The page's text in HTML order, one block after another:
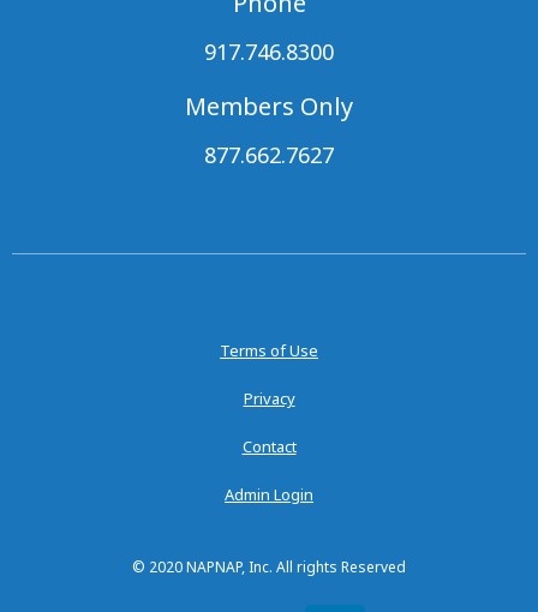
917.746.8300
Members Only
877.662.7627
Terms of Use
Privacy
Contact
Admin Login
© 2020 NAPNAP, Inc. All rights Reserved